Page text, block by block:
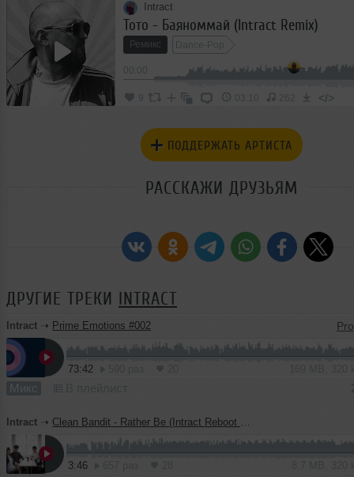
Intract
Тото - Баяноммай (Intract Remix)
Ремикс Dance-Pop
9 03:10 262 </>
ПОДДЕРЖАТЬ АРТИСТА
РАССКАЖИ ДРУЗЬЯМ
ДРУГИЕ ТРЕКИ INTRACT
Intract ➝ Prime Emotions #002
73:42
Микс
Intract ➝ Clean Bandit - Rather Be (Intract Reboot Remix)
3:46